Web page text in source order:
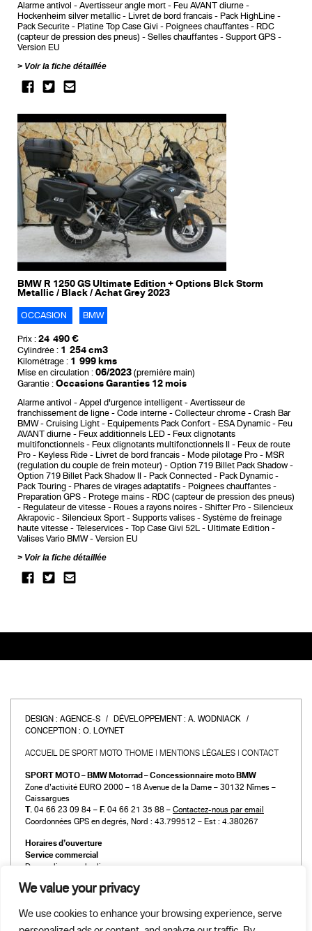
We value your privacy
We use cookies to enhance your browsing experience, serve
Alarme antivol Avertisseur angle mort
Feu AVANT diurne
Hockenheim silver metallic
Livret de bord francais
Pack HighLine
Pack Securite
Platine Top Case Givi Poignees chauffantes
RDC
(capteur de pression des pneus)
Selles chauffantes
Support GPS
Version EU
Voir la fiche détaillée
BMW R 1250 GS Ultimate Edition + Options Blck Storm
Metallic / Black / Achat Grey 2023
OCCASION BMW
Prix : 24 490 €
Cylindrée : 1 254 cm3
Kilométrage : 1 999 kms
Mise en circulation : 06/2023 (première main)
Garantie : Occasions Garanties 12 mois
Alarme antivol Appel d'urgence intelligent
Avertisseur de
franchissement de ligne
Code interne Collecteur chrome
Crash Bar
BMW
Cruising Light Equipements Pack Confort ESA Dynamic
Feu
AVANT diurne
Feux additionnels LED
Feux clignotants
multifonctionnels
Feux clignotants multifonctionnels II
Feux de route
Pro
Keyless Ride Livret de bord francais Mode pilotage Pro
MSR
(regulation du couple de frein moteur)
Option 719 Billet Pack Shadow
Option 719 Billet Pack Shadow II
Pack Connected
Pack Dynamic
Pack Touring
Phares de virages adaptatifs
Poignees chauffantes
Preparation GPS
Protege mains
RDC (capteur de pression des pneus)
Regulateur de vitesse
Roues a rayons noires Shifter Pro
Silencieux
Akrapovic
Silencieux Sport Supports valises
Système de freinage
haute vitesse
Teleservices Top Case Givi 52L
Ultimate Edition
Valises Vario BMW
Version EU
Voir la fiche détaillée
DESIGN : AGENCE-S DÉVELOPPEMENT : A. WODNIACK
CONCEPTION : O. LOYNET
ACCUEIL DE SPORT MOTO THOME MENTIONS LÉGALES CONTACT
SPORT MOTO – BMW Motorrad – Concessionnaire moto BMW
Zone d’activité EURO 2000 – 18 Avenue de la Dame – 30132 Nîmes –
Caissargues
T. 04 66 23 09 84 – F. 04 66 21 35 88 – Contactez-nous par email
Coordonnées GPS en degrés, Nord : 43.799512 – Est : 4.380267
Horaires d’ouverture
Service commercial
Du mardi au vendredi :
Le samedi :